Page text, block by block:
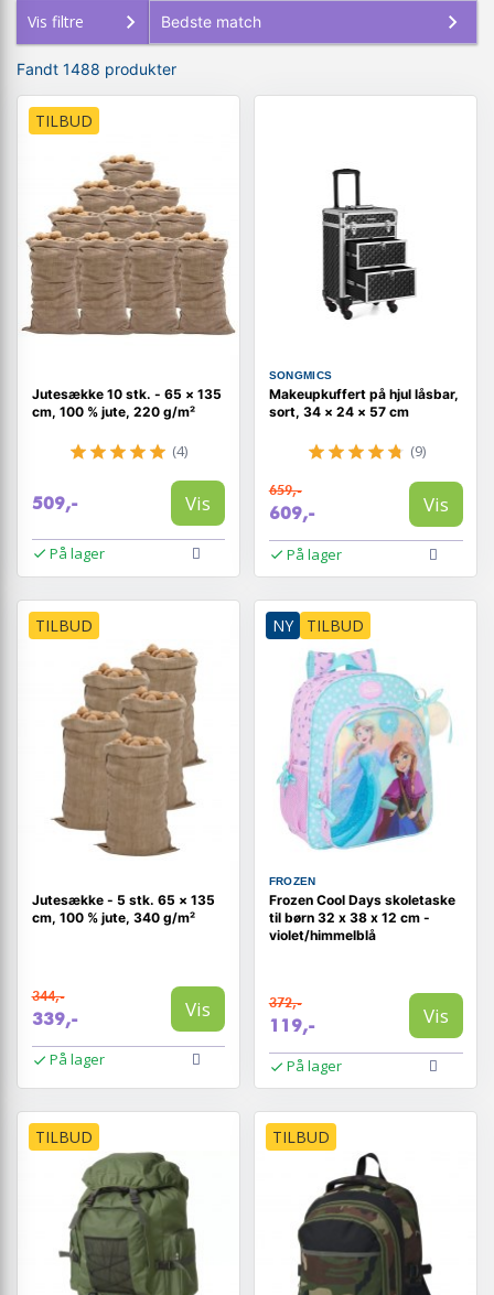
Vis filtre
Fandt 1488 produkter
TILBUD
Jutesække 10 stk. - 65 × 135
cm, 100 % jute, 220 g/m²
(4)
509,- Vis
På lager
SONGMICS
Makeupkuffert på hjul låsbar,
sort, 34 × 24 × 57 cm
(9)
659,-
609,- Vis
På lager
TILBUD
Jutesække - 5 stk. 65 × 135
cm, 100 % jute, 340 g/m²
344,-
339,- Vis
På lager
NY TILBUD
FROZEN
Frozen Cool Days skoletaske
til børn 32 x 38 x 12 cm -
violet/himmelblå
372,-
119,- Vis
På lager
TILBUD TILBUD